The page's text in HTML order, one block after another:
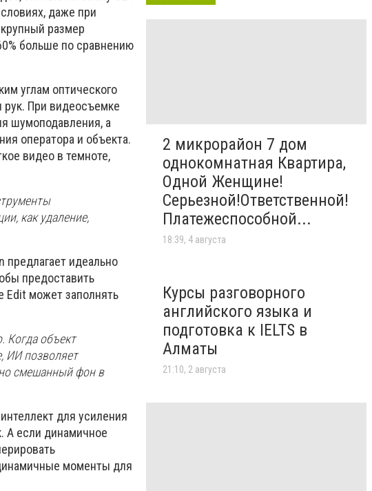
даже при
размер
больше по сравнению
углам оптического
рук. При видеосъемке
шумоподавления, а
оператора и объекта.
видео в темноте,
как удаление,
идеально
предоставить
Edit может заполнять
Когда объект
ИИ позволяет
смешанный фон в
для усиления
А если динамичное
моменты для
2 микрорайон 7 дом
однокомнатная Квартира,
Одной Женщине!
Серьезной!Ответственной!
Платежеспособной...
18:39, 4 августа
Курсы разговорного
английского языка и
подготовка к IELTS в
Алматы
21:10, 2 августа